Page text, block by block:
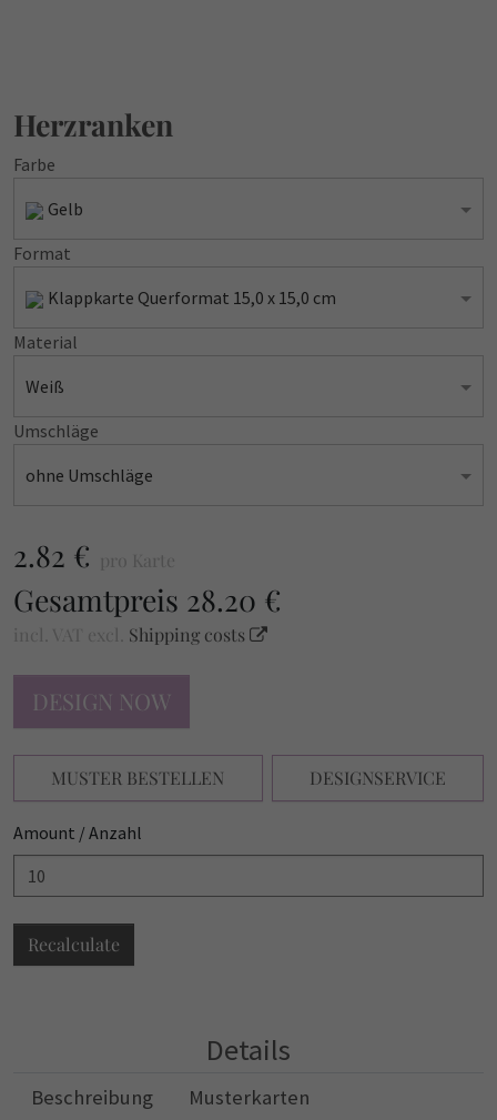
Herzranken
Farbe
Gelb
Format
Klappkarte Querformat 15,0 x 15,0 cm
Material
Weiß
Umschläge
ohne Umschläge
2.82 € pro Karte
Gesamtpreis 28.20 €
incl. VAT excl. Shipping costs
DESIGN NOW
MUSTER BESTELLEN DESIGNSERVICE
Amount / Anzahl
Recalculate
Details
Beschreibung Musterkarten